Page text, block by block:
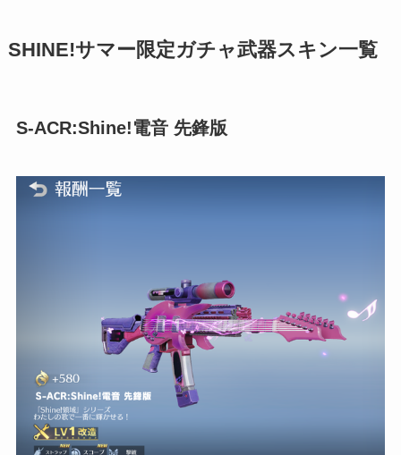
SHINE!サマー限定ガチャ武器スキン一覧
S-ACR:Shine!電音 先鋒版